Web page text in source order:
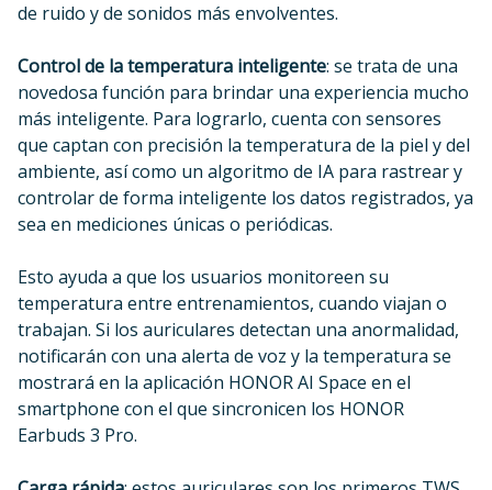
de ruido y de sonidos más envolventes.
Control de la temperatura inteligente: se trata de una
novedosa función para brindar una experiencia mucho
más inteligente. Para lograrlo, cuenta con sensores
que captan con precisión la temperatura de la piel y del
ambiente, así como un algoritmo de IA para rastrear y
controlar de forma inteligente los datos registrados, ya
sea en mediciones únicas o periódicas.
Esto ayuda a que los usuarios monitoreen su
temperatura entre entrenamientos, cuando viajan o
trabajan. Si los auriculares detectan una anormalidad,
notificarán con una alerta de voz y la temperatura se
mostrará en la aplicación HONOR AI Space en el
smartphone con el que sincronicen los HONOR
Earbuds 3 Pro.